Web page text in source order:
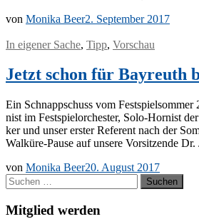
von Monika Beer2. September 2017
In eigener Sache, Tipp, Vorschau
Jetzt schon für Bayreuth
Ein Schnapp­schuss vom
nist im Fest­spiel­or­ches­ter, Solo-Hor­­nist
ker und un­ser ers­ter Re­fe­rent nach der
Wal­­kü­­re-Pau­­se auf un­se­re Vor­sit­zen­de
von Monika Beer20. August 2017
Suchen
nach:
Mitglied werden